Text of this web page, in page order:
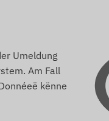
Umeldung
Am Fall
kënne